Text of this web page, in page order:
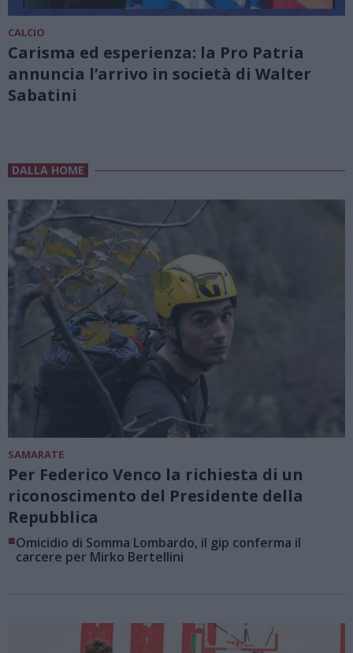
CALCIO
Carisma ed esperienza: la Pro Patria
annuncia l’arrivo in società di Walter
Sabatini
DALLA HOME
SAMARATE
Per Federico Venco la richiesta di un
riconoscimento del Presidente della
Repubblica
■Omicidio di Somma Lombardo, il gip conferma il
carcere per Mirko Bertellini